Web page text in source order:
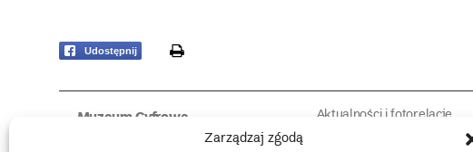
Zarządzaj zgodą
Udostępnij print
Muzeum Cyfrowe Aktualności i fotorelacje